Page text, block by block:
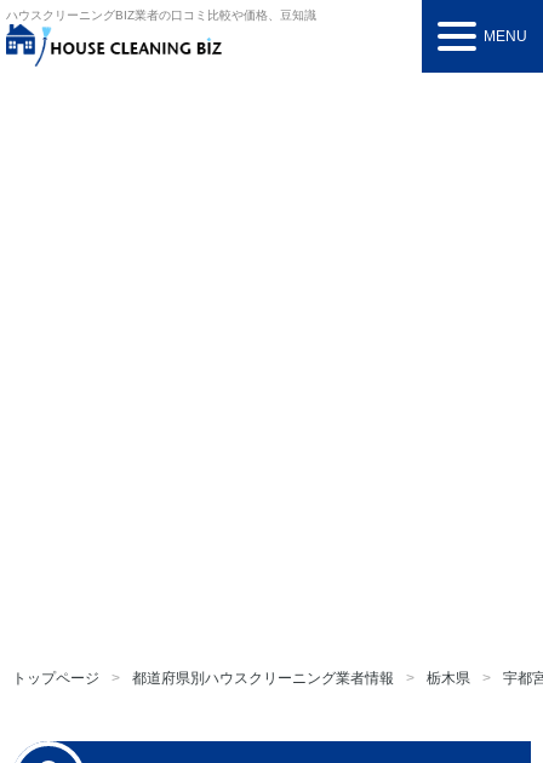
ハウスクリーニングBIZ業者の口コミ比較や価格、豆知識
MENU
トップページ 都道府県別ハウスクリーニング業者情報 栃木県 宇都